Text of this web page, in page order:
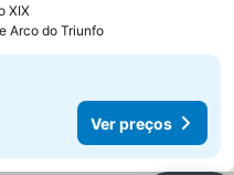
XIX
Arco do Triunfo
Ver preços